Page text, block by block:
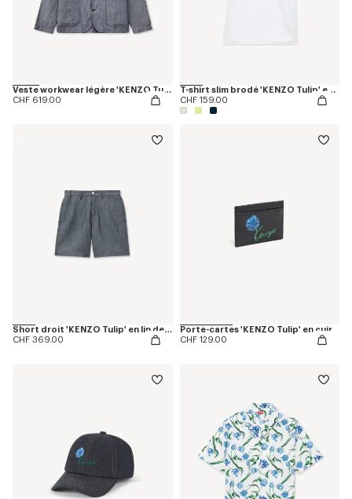
Veste workwear légère 'KENZO Tulip' en coton et lin
CHF 619.00
T-shirt slim brodé 'KENZO Tulip' en coton
CHF 159.00
Short droit 'KENZO Tulip' en lin de coton
CHF 369.00
Porte-cartes 'KENZO Tulip' en cuir
CHF 129.00